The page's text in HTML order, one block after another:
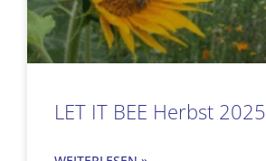
LET IT BEE Herbst 2025